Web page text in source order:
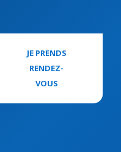
JE PRENDS
RENDEZ-
VOUS